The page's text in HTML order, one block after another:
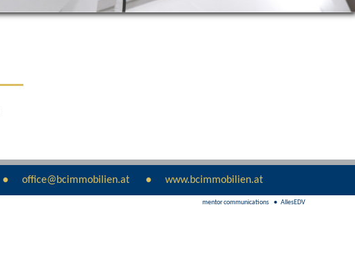
office@bcimmobilien.at www.bcimmobilien.at
mentor communications AllesEDV